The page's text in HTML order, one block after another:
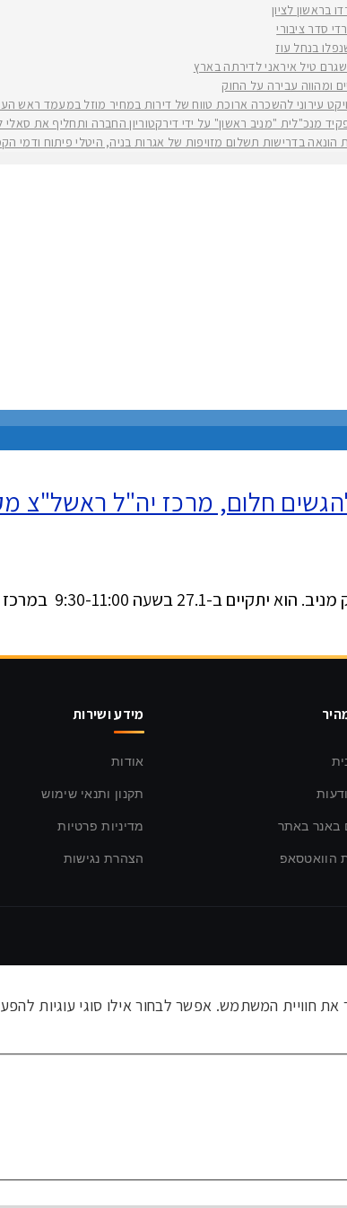
בראשון לציון
סדר ציבורי
טיל איראני לדירתה בארץ
ומהווה עבירה על החוק
"מניב ראשון" על ידי דירקטוריון החברה ותחליף את סאלי לוי שפורשת
הונאה בדרישות תשלום מזויפות של אגרות בניה, היטלי פיתוח
חלום, מרכז יה"ל ראשל"צ
11:00 במרכז יה“ל ראשל"צ
באנר באתר
הוואטסאפ
מידע ושירות
אודות
תקנון ותנאי שימוש
מדיניות פרטיות
הצהרת נגישות
חוויית המשתמש. אפשר לבחור אילו סוגי עוגיות